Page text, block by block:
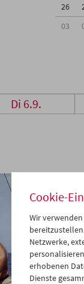
26
03
Di 6.9.
Cookie-
Wir
Netzwerke,
erhobenen
Dienste